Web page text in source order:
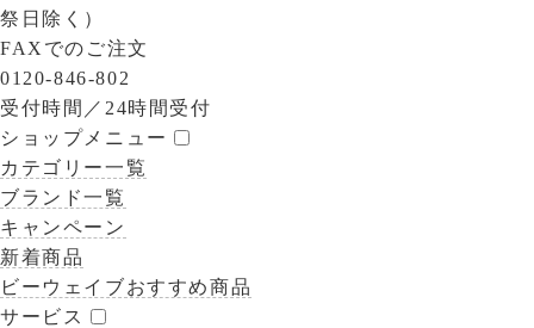
祭日除く）
FAXでのご注文
0120-846-802
受付時間／ 24時間受付
ショップメニュー
カテゴリー一覧
ブランド一覧
キャンペーン
新着商品
ビーウェイブおすすめ商品
サービス